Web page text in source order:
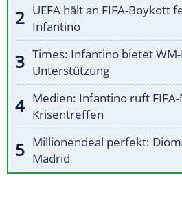
UEFA hält an FIFA-Boykott
Infantino
Times: Infantino bietet
Unterstützung
Medien: Infantino ruft
Krisentreffen
Millionendeal perfekt:
Madrid